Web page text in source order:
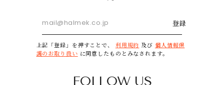
登録
上記「登録」を押すことで、 利用規約 及び 個人情報保
護のお取り扱い に同意したものとみなされます。
FOLLOW US